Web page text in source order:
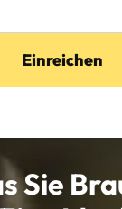
Einreichen
Sie